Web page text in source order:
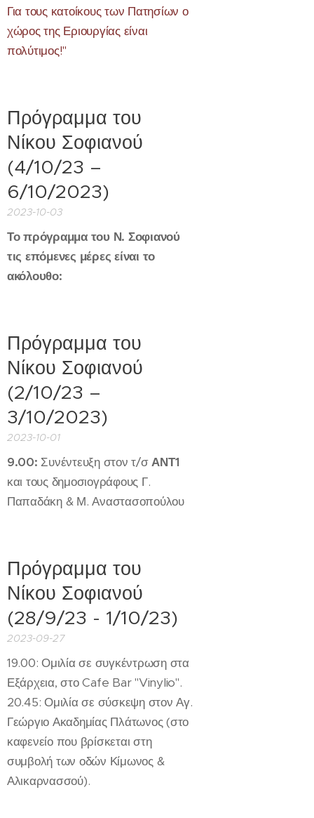
Για τους κατοίκους των Πατησίων ο
χώρος της Εριουργίας είναι
πολύτιμος!"
Πρόγραμμα του
Νίκου Σοφιανού
(4/10/23 –
6/10/2023)
2023-10-03
Το πρόγραμμα του Ν. Σοφιανού
τις επόμενες μέρες είναι το
ακόλουθο:
Πρόγραμμα του
Νίκου Σοφιανού
(2/10/23 –
3/10/2023)
2023-10-01
9.00: Συνέντευξη στον τ/σΑΝΤ1
και τους δημοσιογράφους Γ.
Παπαδάκη & Μ. Αναστασοπούλου
Πρόγραμμα του
Νίκου Σοφιανού
(28/9/23 - 1/10/23)
2023-09-27
19.00: Ομιλία σε συγκέντρωση στα
Εξάρχεια, στο Cafe Bar "Vinylio".
20.45: Ομιλία σε σύσκεψη στον Αγ.
Γεώργιο Ακαδημίας Πλάτωνος (στο
καφενείο που βρίσκεται στη
συμβολή των οδών Κίμωνος &
Αλικαρνασσού).